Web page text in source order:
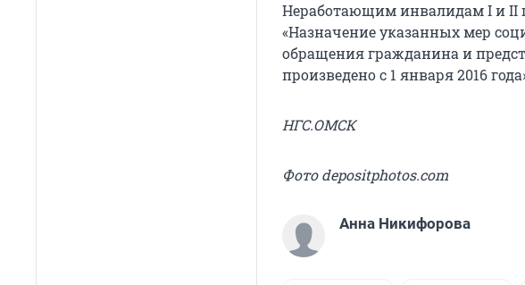
Неработающим инвалидам I и II
«Назначение указанных мер
обращения гражданина и
произведено с 1 января 2016
НГС.ОМСК
Фото depositphotos.com
Анна Никифорова